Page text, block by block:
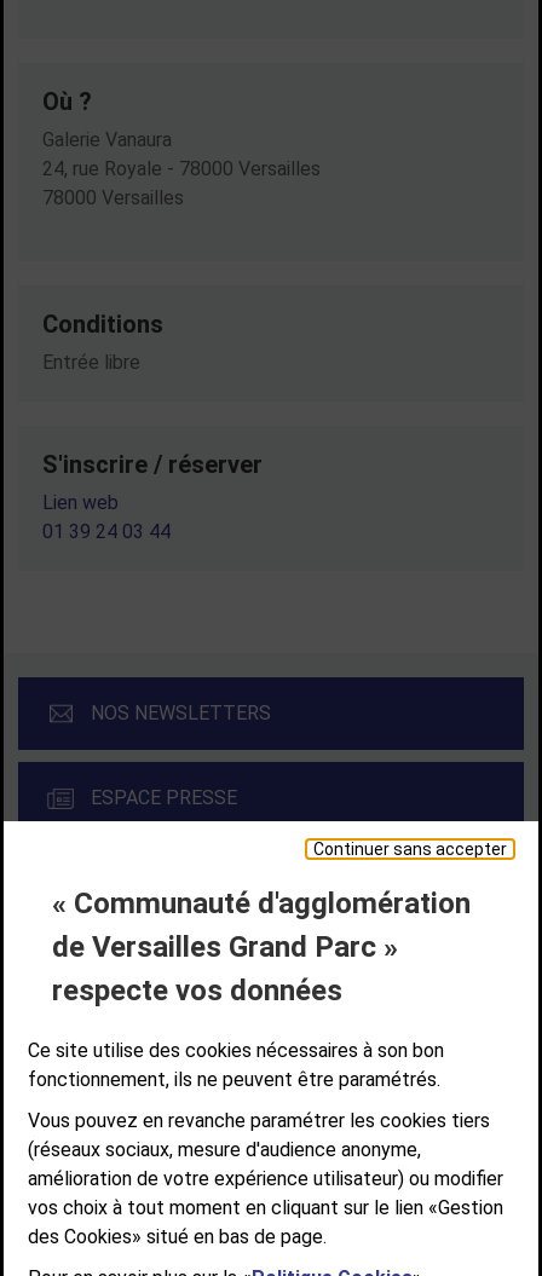
Continuer sans accepter
« Communauté d'agglomération
de Versailles Grand Parc »
respecte vos données
Ce site utilise des cookies nécessaires à son bon
fonctionnement, ils ne peuvent être paramétrés.
Vous pouvez en revanche paramétrer les cookies tiers
(réseaux sociaux, mesure d'audience anonyme,
amélioration de votre expérience utilisateur) ou modifier
vos choix à tout moment en cliquant sur le lien «Gestion
des Cookies» situé en bas de page.
Où ?
Galerie Vanaura
24, rue Royale - 78000 Versailles
78000 Versailles
Conditions
Entrée libre
S'inscrire / réserver
Lien web
01 39 24 03 44
NOS NEWSLETTERS
ESPACE PRESSE
Liens bas de page
CONTACT MENTIONS LÉGALES
PLAN DE SITE
ACCESSIBILITÉ NUMÉRIQUE
GESTION DES COOKIES
Suivez-nous
SUIVEZ-NOUS SUR
Communauté d'agglomération de Versailles
Grand Parc
6, AVENUE DE PARIS - CS 10922 - 78009 VERSAILLES CEDEX
STANDARD : 01 39 66 30 00 - OUVERT DU LUNDI AU VENDREDI DE 9H À